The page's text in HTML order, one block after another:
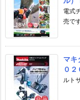
電式
売で
マキ
０２
ルト